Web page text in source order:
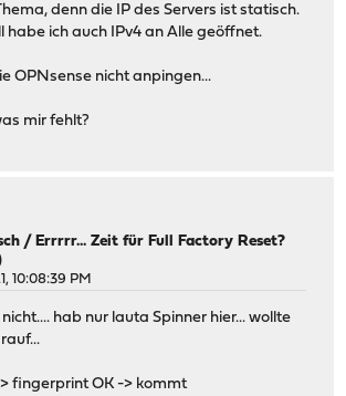
denn die IP des Servers ist statisch.
habe ich auch IPv4 an Alle geöffnet.
OPNsense nicht anpingen...
mir fehlt?
/Errrrr... Zeit für Full Factory Reset?
10:08:39 PM
nicht.... hab nur lauta Spinner hier... wollte
fingerprint OK -> kommt